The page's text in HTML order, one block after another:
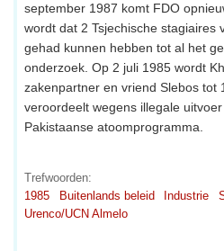
september 1987 komt FDO
wordt dat 2 Tsjechische stagiaires
gehad kunnen hebben tot al het
onderzoek. Op 2 juli 1985 wordt
zakenpartner en vriend Slebos tot
veroordeelt wegens illegale
Pakistaanse atoomprogramma.
Trefwoorden:
1985
Buitenlands beleid Industrie
Urenco/UCN Almelo